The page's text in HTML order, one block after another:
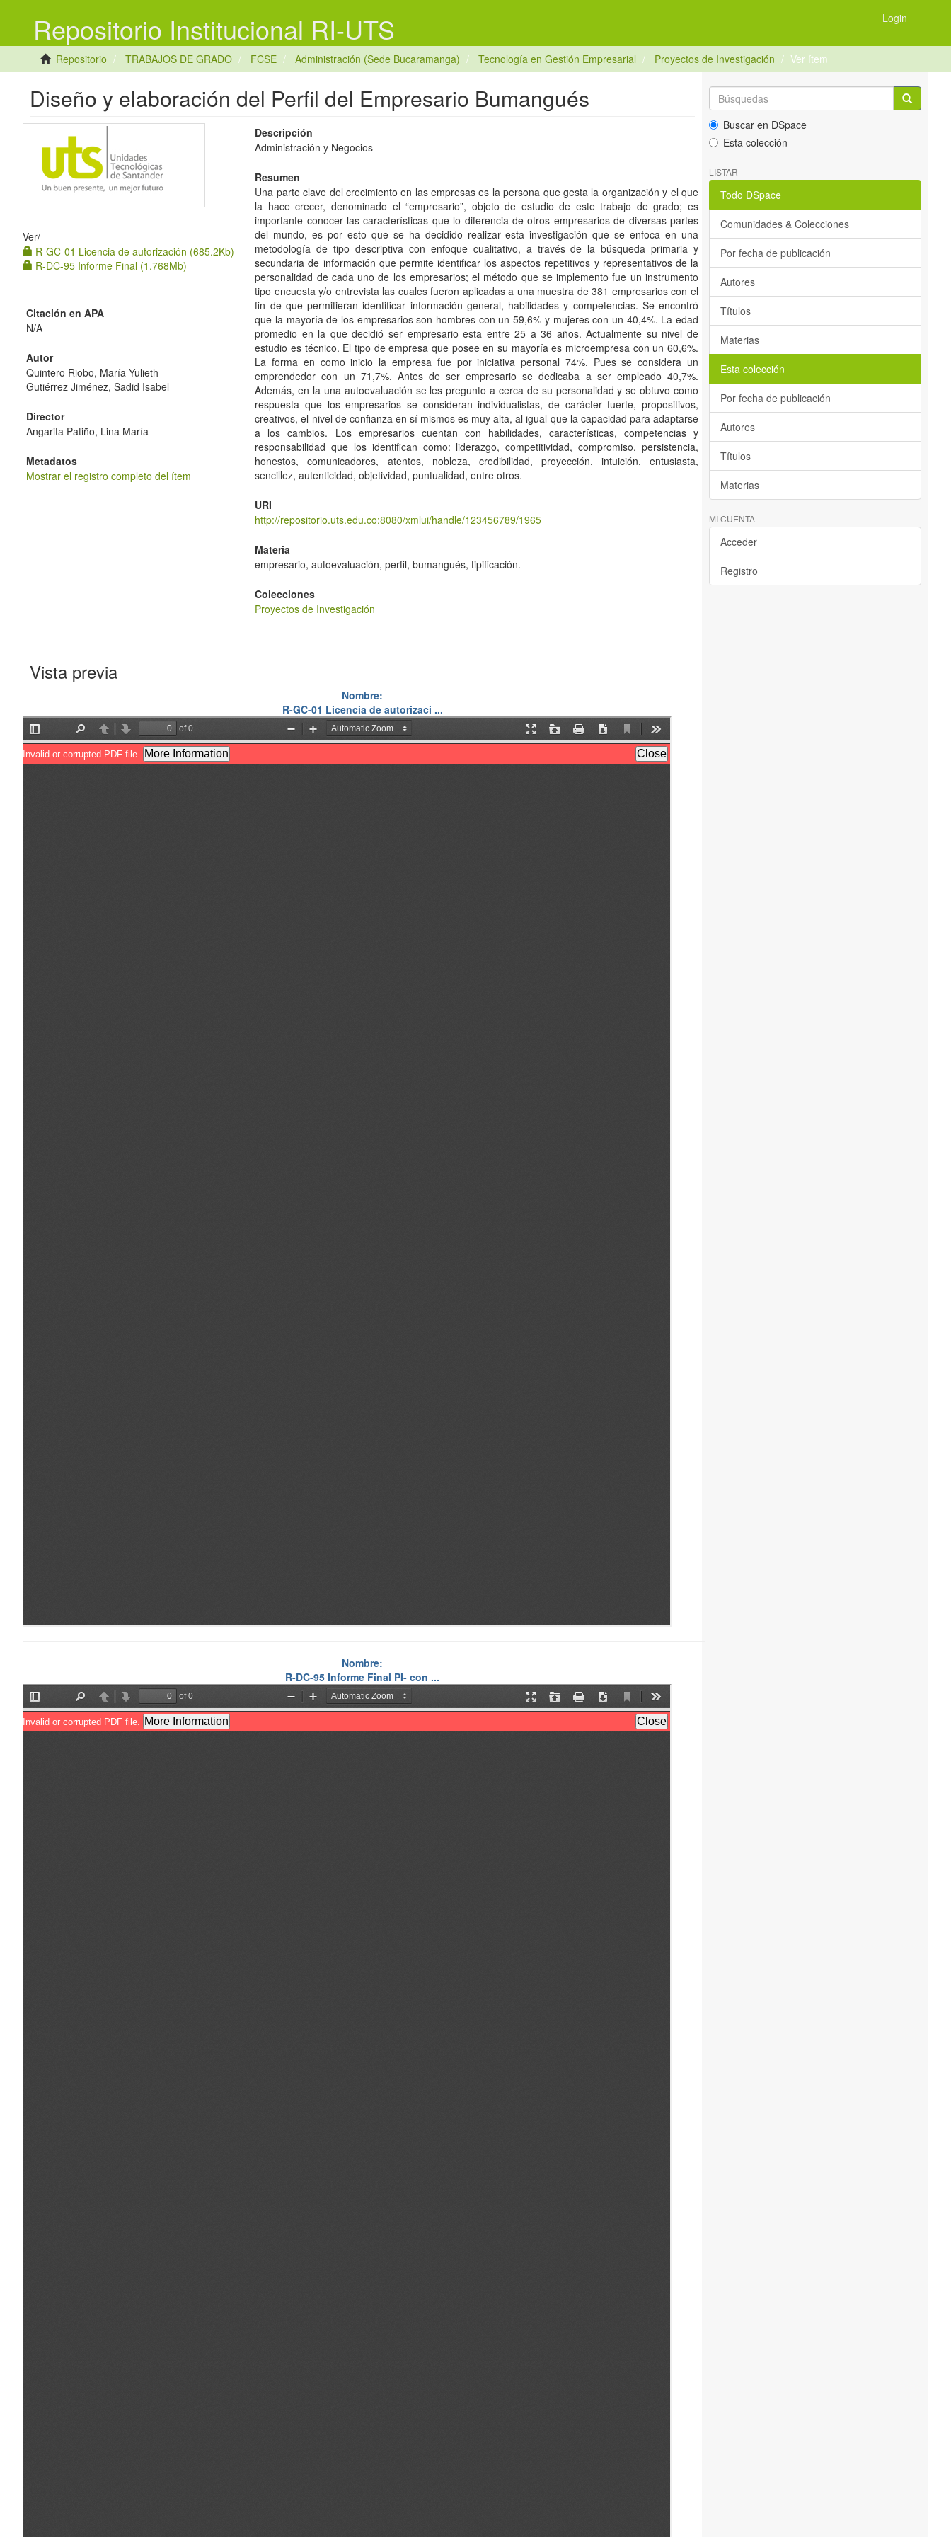
Repositorio Institucional RI-UTS Login
Repositorio TRABAJOS DE GRADO FCSE Administración (Sede Bucaramanga) Tecnología en Gestión Empresarial Proyectos de Investigación Ver ítem
Diseño y elaboración del Perfil del Empresario Bumangués
Ver/
R-GC-01 Licencia de autorización (685.2Kb)
R-DC-95 Informe Final (1.768Mb)
Citación en APA
N/A
Autor
Quintero Riobo, María Yulieth
Gutiérrez Jiménez, Sadid Isabel
Director
Angarita Patiño, Lina María
Metadatos
Mostrar el registro completo del ítem
Descripción
Administración y Negocios
Resumen
Una parte clave del crecimiento en las empresas es la persona que gesta la organización y el que
la hace crecer, denominado el “empresario”, objeto de estudio de este trabajo de grado; es
importante conocer las características que lo diferencia de otros empresarios de diversas partes
del mundo, es por esto que se ha decidido realizar esta investigación que se enfoca en una
metodología de tipo descriptiva con enfoque cualitativo, a través de la búsqueda primaria y
secundaria de información que permite identificar los aspectos repetitivos y representativos de la
personalidad de cada uno de los empresarios; el método que se implemento fue un instrumento
tipo encuesta y/o entrevista las cuales fueron aplicadas a una muestra de 381 empresarios con el
fin de que permitieran identificar información general, habilidades y competencias. Se encontró
que la mayoría de los empresarios son hombres con un 59,6% y mujeres con un 40,4%. La edad
promedio en la que decidió ser empresario esta entre 25 a 36 años. Actualmente su nivel de
estudio es técnico. El tipo de empresa que posee en su mayoría es microempresa con un 60,6%.
La forma en como inicio la empresa fue por iniciativa personal 74%. Pues se considera un
emprendedor con un 71,7%. Antes de ser empresario se dedicaba a ser empleado 40,7%.
Además, en la una autoevaluación se les pregunto a cerca de su personalidad y se obtuvo como
respuesta que los empresarios se consideran individualistas, de carácter fuerte, propositivos,
creativos, el nivel de confianza en sí mismos es muy alta, al igual que la capacidad para adaptarse
a los cambios. Los empresarios cuentan con habilidades, características, competencias y
responsabilidad que los identifican como: liderazgo, competitividad, compromiso, persistencia,
honestos, comunicadores, atentos, nobleza, credibilidad, proyección, intuición, entusiasta,
sencillez, autenticidad, objetividad, puntualidad, entre otros.
URI
http://repositorio.uts.edu.co:8080/xmlui/handle/123456789/1965
Materia
empresario, autoevaluación, perfil, bumangués, tipificación.
Colecciones
Proyectos de Investigación
Vista previa
Nombre:
R-GC-01 Licencia de autorizaci ...
Nombre:
R-DC-95 Informe Final PI- con ...
Buscar en DSpace
Esta colección
LISTAR
Todo DSpace
Comunidades & Colecciones
Por fecha de publicación
Autores
Títulos
Materias
Esta colección
Por fecha de publicación
Autores
Títulos
Materias
MI CUENTA
Acceder
Registro